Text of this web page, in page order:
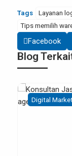
Tags
Layanan
Tips memilih
Facebook
Blog
Digital